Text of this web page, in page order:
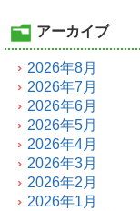
アーカイブ
2026年8月
2026年7月
2026年6月
2026年5月
2026年4月
2026年3月
2026年2月
2026年1月